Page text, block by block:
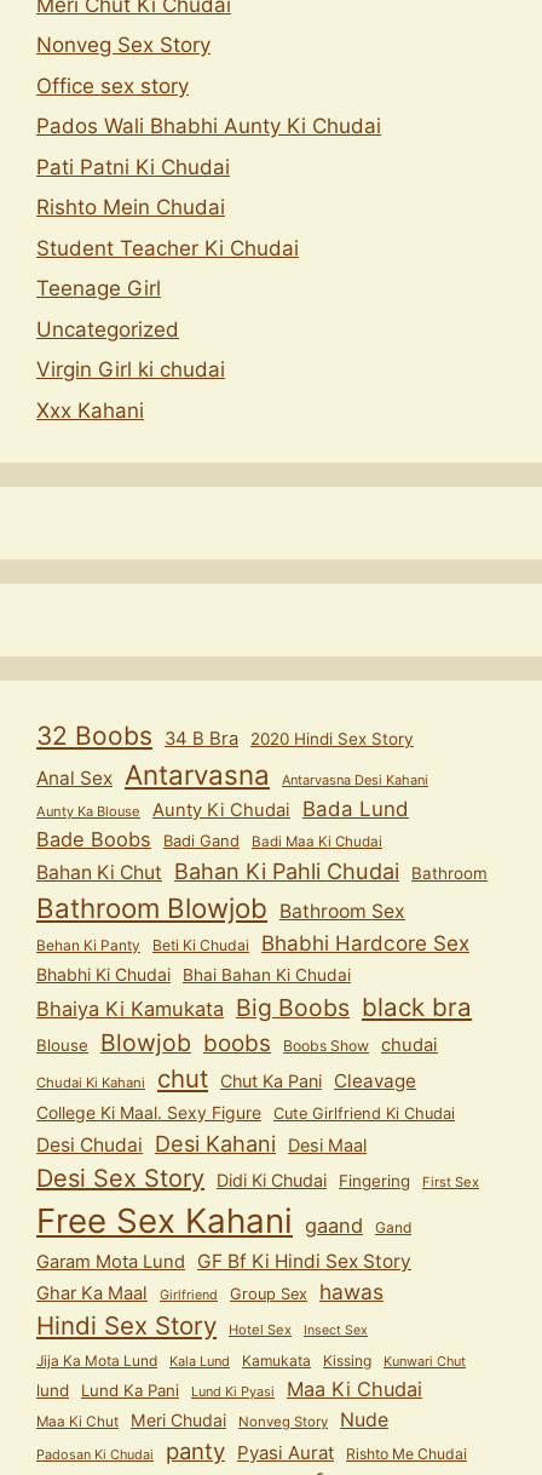
Nonveg Sex Story
Office sex story
Pados Wali Bhabhi Aunty Ki Chudai
Pati Patni Ki Chudai
Rishto Mein Chudai
Student Teacher Ki Chudai
Teenage Girl
Uncategorized
Virgin Girl ki chudai
Xxx Kahani
32 Boobs 34 B Bra 2020 Hindi Sex Story
Anal Sex Antarvasna
Antarvasna Desi Kahani
Aunty Ka Blouse
Aunty Ki Chudai
Bada Lund
Bade Boobs
Badi Gand Badi Maa Ki Chudai
Bahan Ki Chut Bahan Ki Pahli Chudai Bathroom
Bathroom Blowjob Bathroom Sex
Behan Ki Panty Beti Ki Chudai Bhabhi Hardcore Sex
Bhabhi Ki Chudai Bhai Bahan Ki Chudai
Bhaiya Ki Kamukata Big Boobs black bra
Blouse Blowjob boobs Boobs Show chudai
Chudai Ki Kahani chut Chut Ka Pani Cleavage
College Ki Maal. Sexy Figure Cute Girlfriend Ki Chudai
Desi Chudai Desi Kahani Desi Maal
Desi Sex Story Didi Ki Chudai Fingering First Sex
Free Sex Kahani gaand Gand
Garam Mota Lund GF Bf Ki Hindi Sex Story
Ghar Ka Maal Girlfriend Group Sex hawas
Hindi Sex Story Hotel Sex Insect Sex
Jija Ka Mota Lund Kala Lund Kamukata Kissing Kunwari Chut
lund Lund Ka Pani Lund Ki Pyasi Maa Ki Chudai
Maa Ki Chut Meri Chudai Nonveg Story Nude
Padosan Ki Chudai panty Pyasi Aurat Rishto Me Chudai